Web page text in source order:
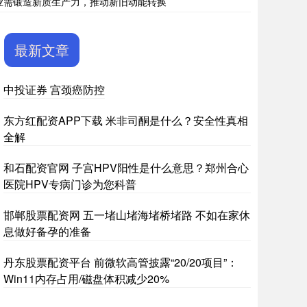
最新文章
中投证券 宫颈癌防控
东方红配资APP下载 米非司酮是什么？安全性真相
全解
和石配资官网 子宫HPV阳性是什么意思？郑州合心
医院HPV专病门诊为您科普
邯郸股票配资网 五一堵山堵海堵桥堵路 不如在家休
息做好备孕的准备
丹东股票配资平台 前微软高管披露“20/20项目”：
Win11内存占用/磁盘体积减少20%